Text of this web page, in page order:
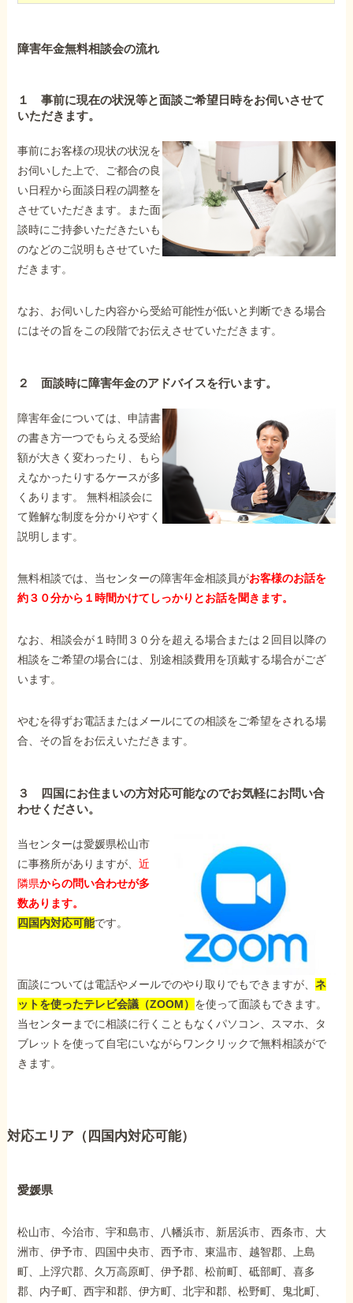
障害年金無料相談会の流れ
１ 事前に現在の状況等と面談ご希望日時をお伺いさせて
いただきます。
事前にお客様の現状の状況を
お伺いした上で、ご都合の良
い日程から面談日程の調整を
させていただきます。また面
談時にご持参いただきたいも
のなどのご説明もさせていた
だきます。
なお、お伺いした内容から受給可能性が低いと判断できる場合
にはその旨をこの段階でお伝えさせていただきます。
２ 面談時に障害年金のアドバイスを行います。
障害年金については、申請書
の書き方一つでもらえる受給
額が大きく変わったり、もら
えなかったりするケースが多
くあります。 無料相談会に
て難解な制度を分かりやすく
説明します。
無料相談では、当センターの障害年金相談員がお客様のお話を
約３０分から１時間かけてしっかりとお話を聞きます。
なお、相談会が１時間３０分を超える場合または２回目以降の
相談をご希望の場合には、別途相談費用を頂戴する場合がござ
います。
やむを得ずお電話またはメールにての相談をご希望をされる場
合、その旨をお伝えいただきます。
３ 四国にお住まいの方対応可能なのでお気軽にお問い合
わせください。
当センターは愛媛県松山市
に事務所がありますが、近
隣県からの問い合わせが多
数あります。
四国内対応可能です。
面談については電話やメールでのやり取りでもできますが、ネ
ットを使ったテレビ会議（ZOOM） を使って面談もできます。
当センターまでに相談に行くこともなくパソコン、スマホ、タ
ブレットを使って自宅にいながらワンクリックで無料相談がで
きます。
対応エリア（四国内対応可能）
愛媛県
松山市、今治市、宇和島市、八幡浜市、新居浜市、西条市、大
洲市、伊予市、四国中央市、西予市、東温市、越智郡、上島
町、上浮穴郡、久万高原町、伊予郡、松前町、砥部町、喜多
郡、内子町、西宇和郡、伊方町、北宇和郡、松野町、鬼北町、